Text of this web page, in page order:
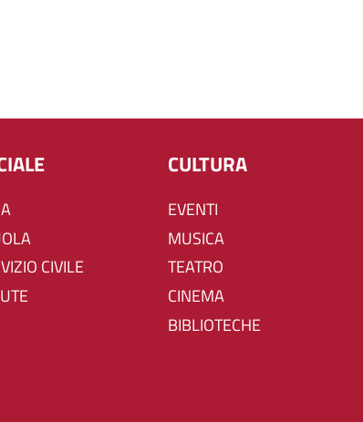
CIVILE
CULTURA
EVENTI
MUSICA
TEATRO
CINEMA
BIBLIOTECHE